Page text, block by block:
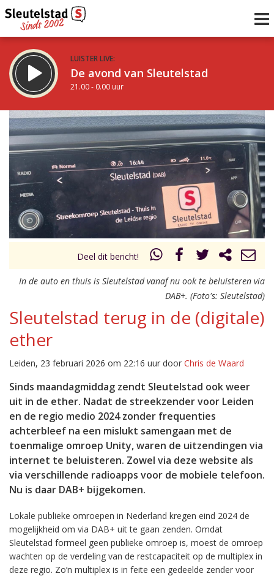
LUISTER LIVE:
De avond van Sleutelstad
21.00 - 0.00 uur
STRAKS:
De nacht van Sleutelstad
0.00 - 6.00 uur
Vorig uur
uur 1 van 0 Volgend uur
Deel dit bericht!
In de auto en thuis is Sleutelstad vanaf nu ook te beluisteren via
DAB+. (Foto's: Sleutelstad)
Sleutelstad terug in de (digitale)
ether
Leiden, 23 februari 2026 om 22:16 uur door Chris de Waard
Sinds maandagmiddag zendt Sleutelstad ook weer
uit in de ether. Nadat de streekzender voor Leiden
en de regio medio 2024 zonder frequenties
achterbleef na een mislukt samengaan met de
toenmalige omroep Unity, waren de uitzendingen via
internet te beluisteren. Zowel via deze website als
via verschillende radioapps voor de mobiele telefoon.
Nu is daar DAB+ bijgekomen.
Lokale publieke omroepen in Nederland kregen eind 2024 de
mogelijkheid om via DAB+ uit te gaan zenden. Omdat
Sleutelstad formeel geen publieke omroep is, moest de omroep
wachten op de verdeling van de restcapaciteit op de multiplex in
deze regio. Zo’n multiplex is in feite een gedeelde zender voor